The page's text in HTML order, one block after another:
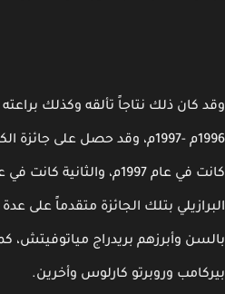
كان ذلك نتاجاً تألقه وكذلك
1996م -1997م، وقد حصل على جائزة
بتلك الجائزة متقدماً على عدة
وأبرزهم بريدراج مياتوفيتش، كما
وروبرتو كارلوس وأخرين.